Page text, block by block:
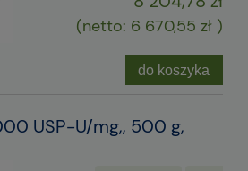
(netto: 6 670,55 zł )
do koszyka
USP-U/mg,, 500 g,